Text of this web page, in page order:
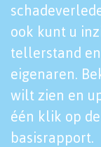
ook kunt u
tellerstand
eigenaren.
wilt zien en
één klik op
basisrapport.